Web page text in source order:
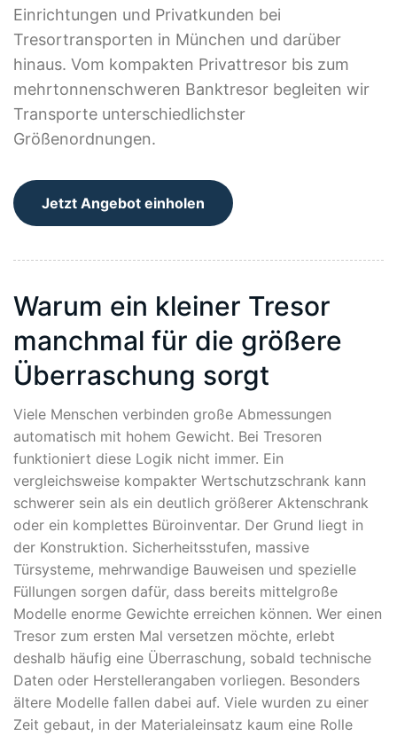
Einrichtungen und Privatkunden bei
Tresortransporten in München und darüber
hinaus. Vom kompakten Privattresor bis zum
mehrtonnenschweren Banktresor begleiten wir
Transporte unterschiedlichster
Größenordnungen.
Jetzt Angebot einholen
Warum ein kleiner Tresor
manchmal für die größere
Überraschung sorgt
Viele Menschen verbinden große Abmessungen
automatisch mit hohem Gewicht. Bei Tresoren
funktioniert diese Logik nicht immer. Ein
vergleichsweise kompakter Wertschutzschrank kann
schwerer sein als ein deutlich größerer Aktenschrank
oder ein komplettes Büroinventar. Der Grund liegt in
der Konstruktion. Sicherheitsstufen, massive
Türsysteme, mehrwandige Bauweisen und spezielle
Füllungen sorgen dafür, dass bereits mittelgroße
Modelle enorme Gewichte erreichen können. Wer einen
Tresor zum ersten Mal versetzen möchte, erlebt
deshalb häufig eine Überraschung, sobald technische
Daten oder Herstellerangaben vorliegen. Besonders
ältere Modelle fallen dabei auf. Viele wurden zu einer
Zeit gebaut, in der Materialeinsatz kaum eine Rolle